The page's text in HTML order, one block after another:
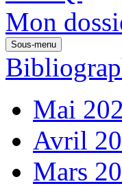
Mon
Sous-menu
Mai
Avril
Mars